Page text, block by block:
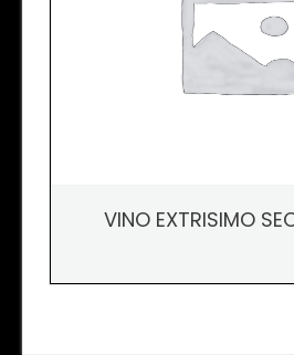
VINO EXTRISIMO